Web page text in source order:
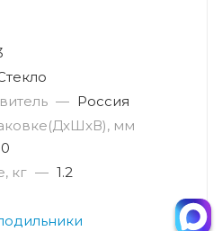
— Россия
мм
кг — 1.2